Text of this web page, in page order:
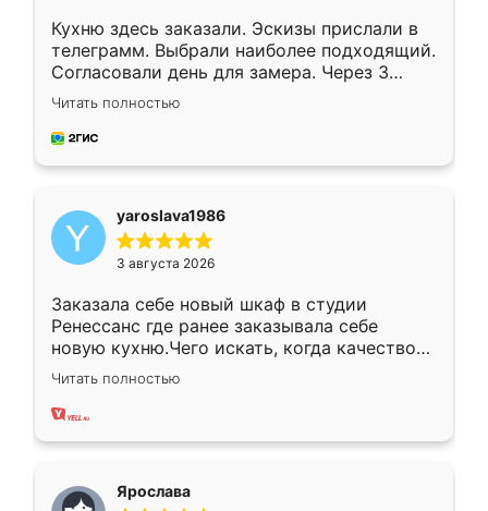
Кухню здесь заказали. Эскизы прислали в
телеграмм. Выбрали наиболее подходящий.
Согласовали день для замера. Через 3
недели кухня была уже готова. Остались
довольны работой. Спасибо Ренессанс
мебель за качественную работу!
Читать полностью
yaroslava1986
3 августа 2026
Заказала себе новый шкаф в студии
Ренессанс где ранее заказывала себе
новую кухню.Чего искать, когда качеством
вполне довольна. Служит кухня уже почти
два года, нареканий нет.
Читать полностью
Ярослава